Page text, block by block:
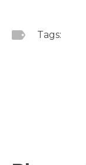
Tags: